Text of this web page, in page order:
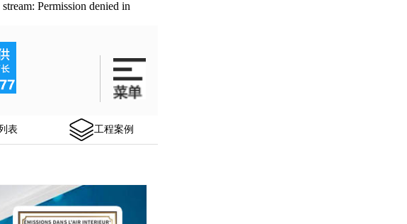
Permission denied in
表 工程案例